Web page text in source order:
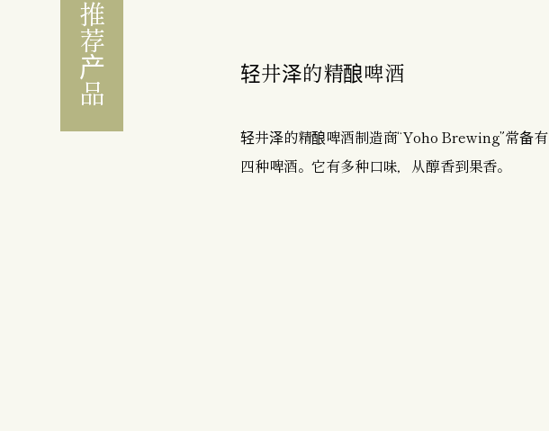
推荐产品 轻井泽的精酿啤酒
轻井泽的精酿啤酒制造商“Yoho Brewing”常备有
四种啤酒。它有多种口味，从醇香到果香。